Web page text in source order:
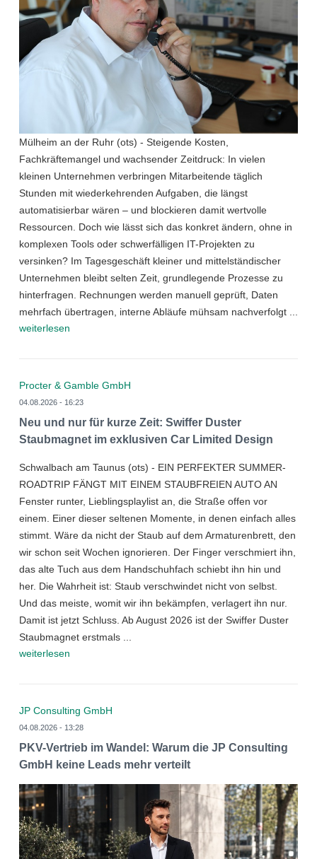
Mülheim an der Ruhr (ots) - Steigende Kosten,
Fachkräftemangel und wachsender Zeitdruck: In vielen
kleinen Unternehmen verbringen Mitarbeitende täglich
Stunden mit wiederkehrenden Aufgaben, die längst
automatisierbar wären – und blockieren damit wertvolle
Ressourcen. Doch wie lässt sich das konkret ändern, ohne in
komplexen Tools oder schwerfälligen IT-Projekten zu
versinken? Im Tagesgeschäft kleiner und mittelständischer
Unternehmen bleibt selten Zeit, grundlegende Prozesse zu
hinterfragen. Rechnungen werden manuell geprüft, Daten
mehrfach übertragen, interne Abläufe mühsam nachverfolgt ...
weiterlesen
Procter & Gamble GmbH
04.08.2026 - 16:23
Neu und nur für kurze Zeit: Swiffer Duster
Staubmagnet im exklusiven Car Limited Design
Schwalbach am Taunus (ots) - EIN PERFEKTER SUMMER-
ROADTRIP FÄNGT MIT EINEM STAUBFREIEN AUTO AN
Fenster runter, Lieblingsplaylist an, die Straße offen vor
einem. Einer dieser seltenen Momente, in denen einfach alles
stimmt. Wäre da nicht der Staub auf dem Armaturenbrett, den
wir schon seit Wochen ignorieren. Der Finger verschmiert ihn,
das alte Tuch aus dem Handschuhfach schiebt ihn hin und
her. Die Wahrheit ist: Staub verschwindet nicht von selbst.
Und das meiste, womit wir ihn bekämpfen, verlagert ihn nur.
Damit ist jetzt Schluss. Ab August 2026 ist der Swiffer Duster
Staubmagnet erstmals ...
weiterlesen
JP Consulting GmbH
04.08.2026 - 13:28
PKV-Vertrieb im Wandel: Warum die JP Consulting
GmbH keine Leads mehr verteilt